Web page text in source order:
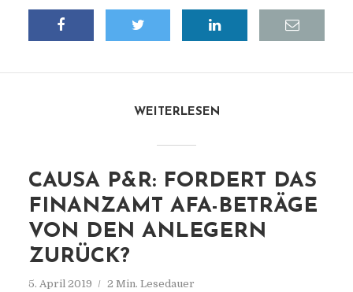
WEITERLESEN
CAUSA P&R: FORDERT DAS
FINANZAMT AFA-BETRÄGE
VON DEN ANLEGERN
ZURÜCK?
5. April 2019 2 Min. Lesedauer